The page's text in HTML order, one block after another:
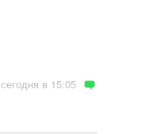
сегодня в 15:05